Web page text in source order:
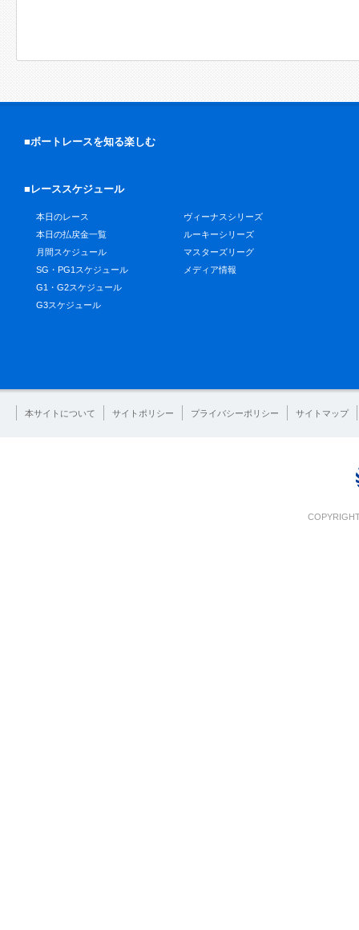
■ボートレースを知る楽しむ
■レーススケジュール
本日のレース
本日の払戻金一覧
月間スケジュール
SG・PG1スケジュール
G1・G2スケジュール
G3スケジュール
ヴィーナスシリーズ
ルーキーシリーズ
マスターズリーグ
メディア情報
本サイトについて サイトポリシー プライバシーポリシー サイトマップ